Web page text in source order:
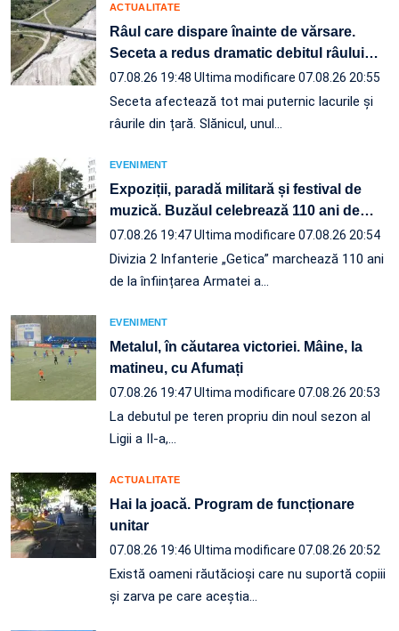
ACTUALITATE
Râul care dispare înainte de vărsare.
Seceta a redus dramatic debitul râului…
07.08.26 19:48 Ultima modificare 07.08.26 20:55
Seceta afectează tot mai puternic lacurile și
râurile din țară. Slănicul, unul…
EVENIMENT
Expoziții, paradă militară și festival de
muzică. Buzăul celebrează 110 ani de…
07.08.26 19:47Ultima modificare 07.08.26 20:54
Divizia 2 Infanterie „Getica” marchează 110 ani
de la înființarea Armatei a…
EVENIMENT
Metalul, în căutarea victoriei. Mâine, la
matineu, cu Afumați
07.08.26 19:47Ultima modificare 07.08.26 20:53
La debutul pe teren propriu din noul sezon al
Ligii a II-a,…
ACTUALITATE
Hai la joacă. Program de funcționare
unitar
07.08.26 19:46 Ultima modificare 07.08.26 20:52
Există oameni răutăcioși care nu suportă copiii
și zarva pe care aceștia…